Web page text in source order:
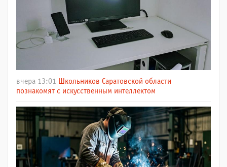
вчера 13:01
Школьников Саратовской области
познакомят с искусственным интеллектом